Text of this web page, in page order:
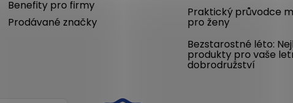
Benefity pro firmy
Prodávané značky
Praktický průvodce
pro ženy
Bezstarostné léto:
produkty pro vaše
dobrodružství